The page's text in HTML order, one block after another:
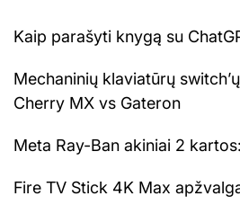
Kaip parašyti knygą su
Mechaninių klaviatūrų
Cherry MX vs Gateron
Meta Ray-Ban akiniai 2
Fire TV Stick 4K Max